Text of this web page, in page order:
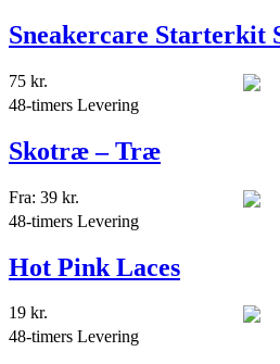
Sneakercare Starterkit
75 kr.
48-timers Levering
Skotræ – Træ
Fra: 39 kr.
48-timers Levering
Hot Pink Laces
19 kr.
48-timers Levering